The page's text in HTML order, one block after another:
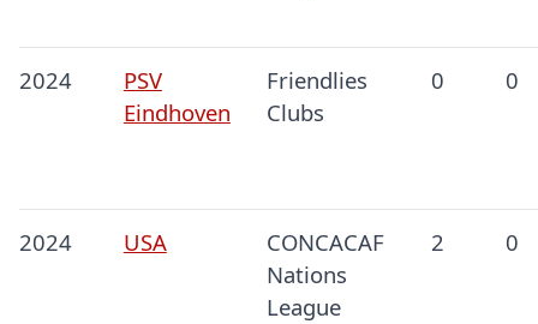
2024
PSV
Eindhoven
Friendlies
Clubs
0 0
2024 USA
CONCACAF
Nations
League
2 0